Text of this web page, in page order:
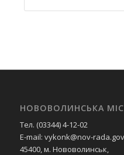
НОВОВОЛИНСЬКА
Тел. (03344) 4-12-02
E-mail: vykonk@nov-
45400, м. Нововолинськ,